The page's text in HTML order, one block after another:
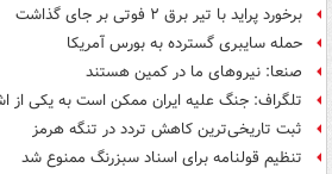
برخورد پراید با تیر برق ۲ فوتی بر جای گذاشت
حمله سایبری گسترده به بورس آمریکا
صنعا: نیروهای ما در کمین‌ هستند
تلگراف: جنگ علیه ایران ممکن است به یکی از
ثبت تاریخی‌ترین کاهش تردد در تنگه هرمز
تنظیم قولنامه برای اسناد سبزرنگ ممنوع شد